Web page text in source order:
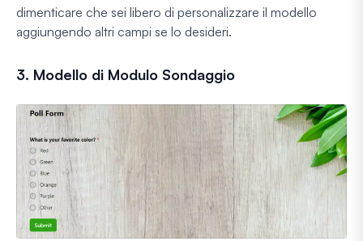
dimenticare che sei libero di personalizzare il modello
aggiungendo altri campi se lo desideri.
3. Modello di Modulo Sondaggio